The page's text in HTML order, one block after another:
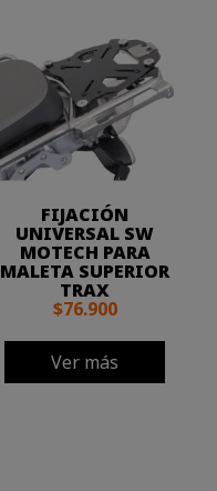
FIJACIÓN
UNIVERSAL SW
MOTECH PARA
MALETA SUPERIOR
TRAX
$76.900
Ver más